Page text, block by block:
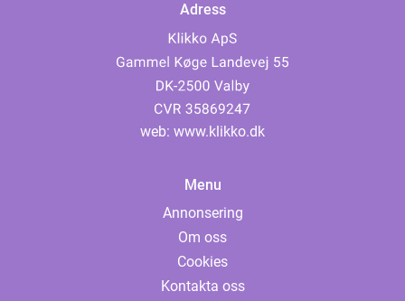
Adress
web: www.klikko.dk
Menu
Annonsering
Om oss
Cookies
Kontakta oss